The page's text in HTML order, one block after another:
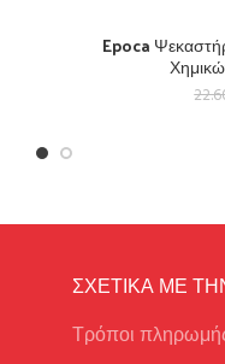
Epoca
ΣΧΕΤΙΚΑ ΜΕ
Τρόποι